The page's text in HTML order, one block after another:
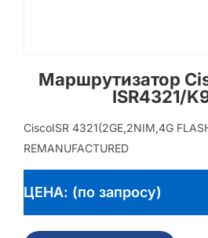
Маршрутизатор
ISR4321/
CiscoISR 4321(2GE,2NIM,4G
REMANUFACTURED
ЦЕНА: (по запросу)